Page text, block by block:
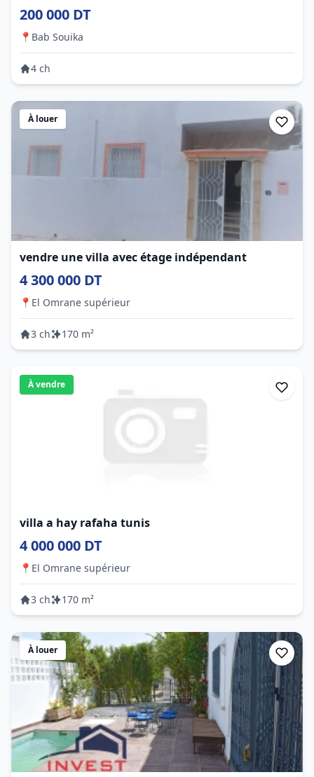
200 000 DT
📍 Bab Souika
4 ch
À louer
vendre une villa avec étage indépendant
4 300 000 DT
📍 El Omrane supérieur
3 ch 170 m²
À vendre
villa a hay rafaha tunis
4 000 000 DT
📍 El Omrane supérieur
3 ch 170 m²
À louer